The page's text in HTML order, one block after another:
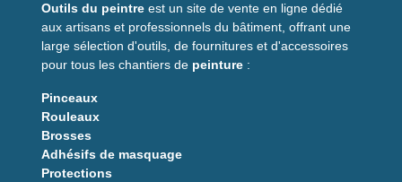
Outils du peintre est un site de vente en ligne dédié
aux artisans et professionnels du bâtiment, offrant une
large sélection d'outils, de fournitures et d'accessoires
pour tous les chantiers de peinture :
Pinceaux
Rouleaux
Brosses
Adhésifs de masquage
Protections